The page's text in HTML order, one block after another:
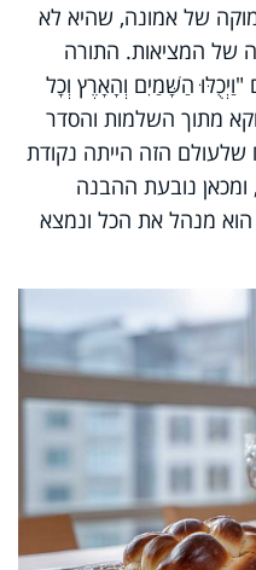
של אמונה, שהיא לא
של המציאות. התורה
הַשָּׁמַיִם וְהָאָרֶץ וְכָל
מתוך השלמות והסדר
שלעולם הזה הייתה נקודת
ומכאן נובעת ההבנה
מנהל את הכל ונמצא